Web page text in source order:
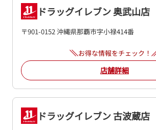
ドラッグイレブン 奥武山店
〒901-0152 沖縄県那覇市字小禄414番
お得な情報をチェック！
店舗詳細
ドラッグイレブン 古波蔵店